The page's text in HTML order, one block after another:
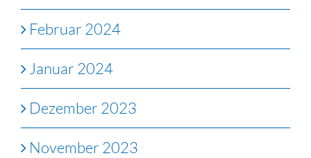
Februar 2024
Januar 2024
Dezember 2023
November 2023